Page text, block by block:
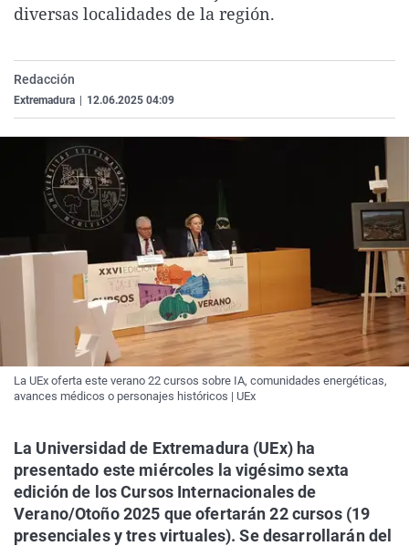
La rosa de los vientos
Caso
Extremadura
País Vasco
Virales
diversas localidades de la región.
Redacción
Extremadura 12.06.2025 04:09
La UEx oferta este verano 22 cursos sobre IA, comunidades energéticas,
avances médicos o personajes históricos | UEx
La Universidad de Extremadura (UEx) ha
presentado este miércoles la vigésimo sexta
edición de los Cursos Internacionales de
Verano/Otoño 2025 que ofertarán 22 cursos (19
presenciales y tres virtuales). Se desarrollarán del